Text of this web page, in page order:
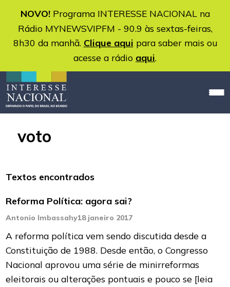
NOVO!Programa INTERESSE NACIONAL na
Rádio MYNEWSVIPFM - 90.9 às sextas-feiras,
8h30 da manhã. Clique aqui para saber mais ou
acesse a rádio aqui.
voto
Textos encontrados
Reforma Política: agora sai?
Antonio Imbassahy18 janeiro 2017
A reforma política vem sendo discutida desde a
Constituição de 1988. Desde então, o Congresso
Nacional aprovou uma série de minirreformas
eleitorais ou alterações pontuais e pouco se [leia